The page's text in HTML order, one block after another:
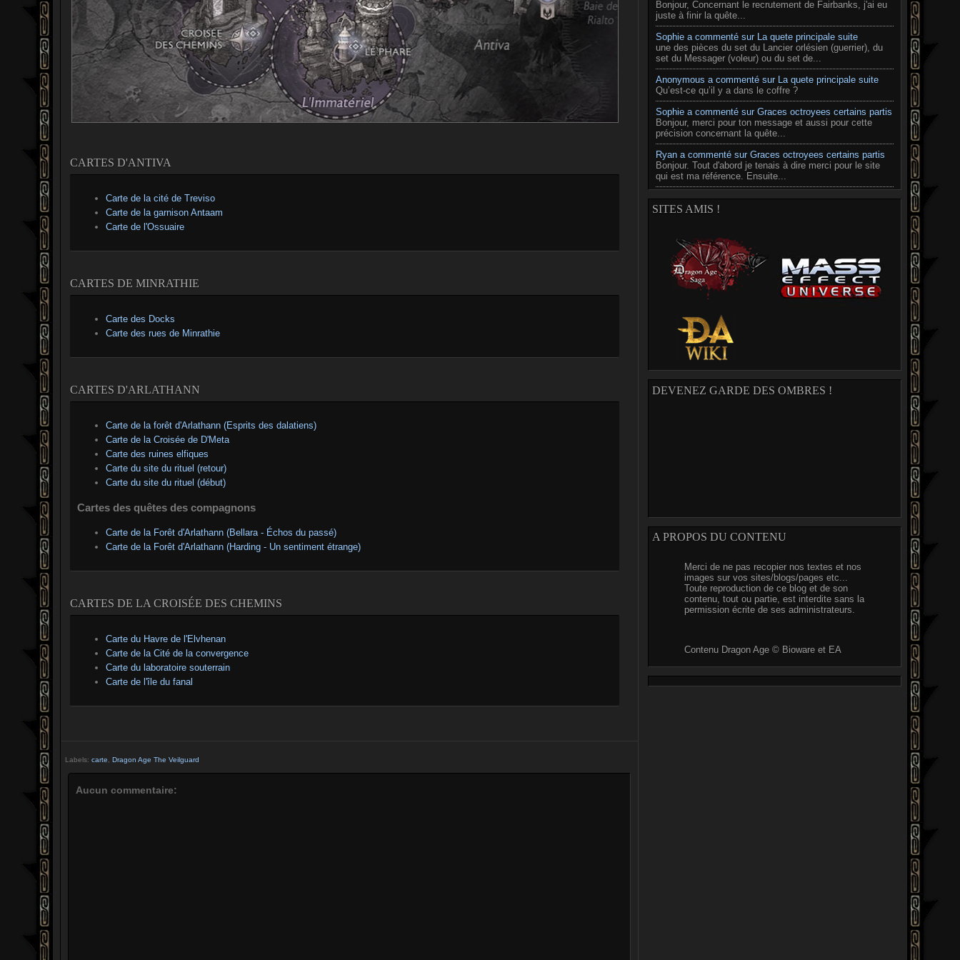
CARTES D'ANTIVA
Carte de la cité de Treviso
Carte de la garnison Antaam
Carte de l'Ossuaire
CARTES DE MINRATHIE
Carte des Docks
Carte des rues de Minrathie
CARTES D'ARLATHANN
Carte de la forêt d'Arlathann (Esprits des dalatiens)
Carte de la Croisée de D'Meta
Carte des ruines elfiques
Carte du site du rituel (retour)
Carte du site du rituel (début)
Cartes des quêtes des compagnons
Carte de la Forêt d'Arlathann (Bellara - Échos du passé)
Carte de la Forêt d'Arlathann (Harding - Un sentiment étrange)
CARTES DE LA CROISÉE DES CHEMINS
Carte du Havre de l'Elvhenan
Carte de la Cité de la convergence
Carte du laboratoire souterrain
Carte de l'île du fanal
Labels: carte Dragon Age The Veilguard
Aucun commentaire:
Bonjour, Concernant le recrutement de Fairbanks, j'ai eu
juste à finir la quête...
Sophie a commenté sur La quete principale suite
une des pièces du set du Lancier orlésien (guerrier), du
set du Messager (voleur) ou du set de...
Anonymous a commenté sur La quete principale suite
Qu’est-ce qu’il y a dans le coffre ?
Sophie a commenté sur Graces octroyees certains partis
Bonjour, merci pour ton message et aussi pour cette
précision concernant la quête...
Ryan a commenté sur Graces octroyees certains partis
Bonjour. Tout d'abord je tenais à dire merci pour le site
qui est ma référence. Ensuite...
SITES AMIS !
DEVENEZ GARDE DES OMBRES !
A PROPOS DU CONTENU
Merci de ne pas recopier nos textes et nos
images sur vos sites/blogs/pages etc...
Toute reproduction de ce blog et de son
contenu, tout ou partie, est interdite sans la
permission écrite de ses administrateurs.
Contenu Dragon Age © Bioware et EA